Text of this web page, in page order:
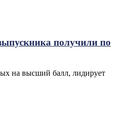
получили по
на высший балл, лидирует